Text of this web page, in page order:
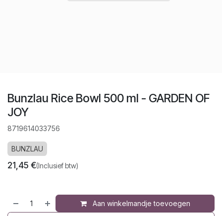
Bunzlau Rice Bowl 500 ml - GARDEN OF
JOY
8719614033756
BUNZLAU
21,45 €(Inclusief btw)
Aan winkelmandje toevoegen